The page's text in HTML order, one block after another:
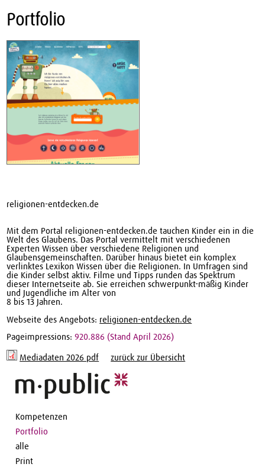
Portfolio
religionen-entdecken.de
Mit dem Portal religionen-entdecken.de tauchen Kinder ein in die
Welt des Glaubens. Das Portal vermittelt mit verschiedenen
Experten Wissen über verschiedene Religionen und
Glaubensgemeinschaften. Darüber hinaus bietet ein komplex
verlinktes Lexikon Wissen über die Religionen. In Umfragen sind
die Kinder selbst aktiv. Filme und Tipps runden das Spektrum
dieser Internetseite ab. Sie erreichen schwerpunkt-mäßig Kinder
und Jugendliche im Alter von
8 bis 13 Jahren.
Webseite des Angebots: religionen-entdecken.de
Pageimpressions:920.886 (Stand April 2026)
Mediadaten 2026 pdf zurück zur Übersicht
Kompetenzen
Portfolio
alle
Print